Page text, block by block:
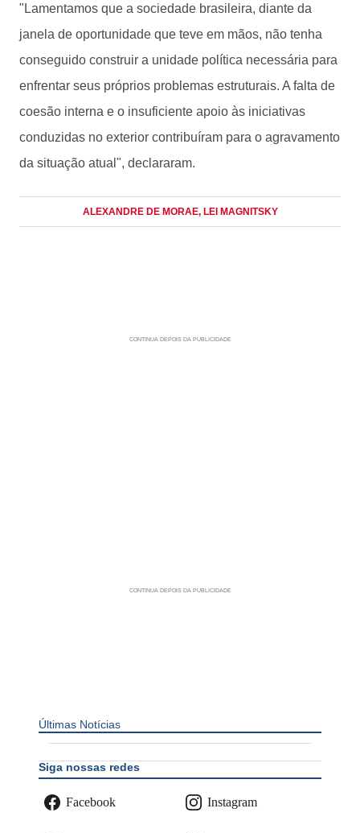
"Lamentamos que a sociedade brasileira, diante da
janela de oportunidade que teve em mãos, não tenha
conseguido construir a unidade política necessária para
enfrentar seus próprios problemas estruturais. A falta de
coesão interna e o insuficiente apoio às iniciativas
conduzidas no exterior contribuíram para o agravamento
da situação atual", declararam.
ALEXANDRE DE MORAE, LEI MAGNITSKY
Últimas Notícias
Siga nossas redes
Facebook Instagram